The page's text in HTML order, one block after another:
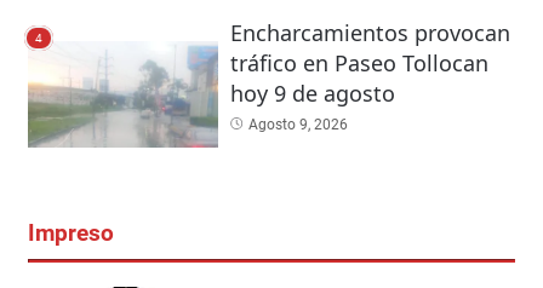
4
Encharcamientos provocan
tráfico en Paseo Tollocan
hoy 9 de agosto
Agosto 9, 2026
Impreso